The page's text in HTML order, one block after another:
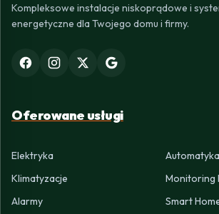
Kompleksowe instalacje niskoprądowe i
energetyczne dla Twojego domu i firmy.
Oferowane usługi
Elektryka
Automatyka
Klimatyzacje
Monitoring
Alarmy
Smart